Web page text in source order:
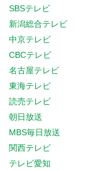
SBSテレビ
新潟総合テレビ
中京テレビ
CBCテレビ
名古屋テレビ
東海テレビ
読売テレビ
朝日放送
MBS毎日放送
関西テレビ
テレビ愛知